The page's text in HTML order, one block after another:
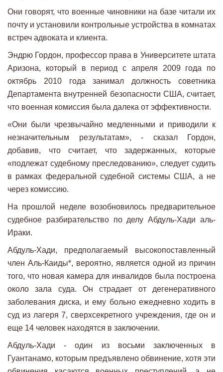
Они говорят, что военные чиновники на базе читали их
почту и установили контрольные устройства в комнатах
встреч адвоката и клиента.
Эндрю Гордон, профессор права в Университете штата
Аризона, который в период с апреля 2009 года по
октябрь 2010 года занимал должность советника
Департамента внутренней безопасности США, считает,
что военная комиссия была далека от эффективности.
«Они были чрезвычайно медленными и приводили к
незначительным результатам», - сказал Гордон,
добавив, что считает, что задержанных, которые
«подлежат судебному преследованию», следует судить
в рамках федеральной судебной системы США, а не
через комиссию.
На прошлой неделе возобновилось предварительное
судебное разбирательство по делу Абдуль-Хади аль-
Ираки.
Абдуль-Хади, предполагаемый высокопоставленный
член Аль-Каиды*, вероятно, является одной из причин
того, что новая камера для инвалидов была построена
около зала суда. Он страдает от дегенеративного
заболевания диска, и ему больно ежедневно ходить в
суд из лагеря 7, сверхсекретного учреждения, где он и
еще 14 человек находятся в заключении.
Абдуль-Хади - один из восьми заключенных в
Гуантанамо, которым предъявлено обвинение, хотя эти